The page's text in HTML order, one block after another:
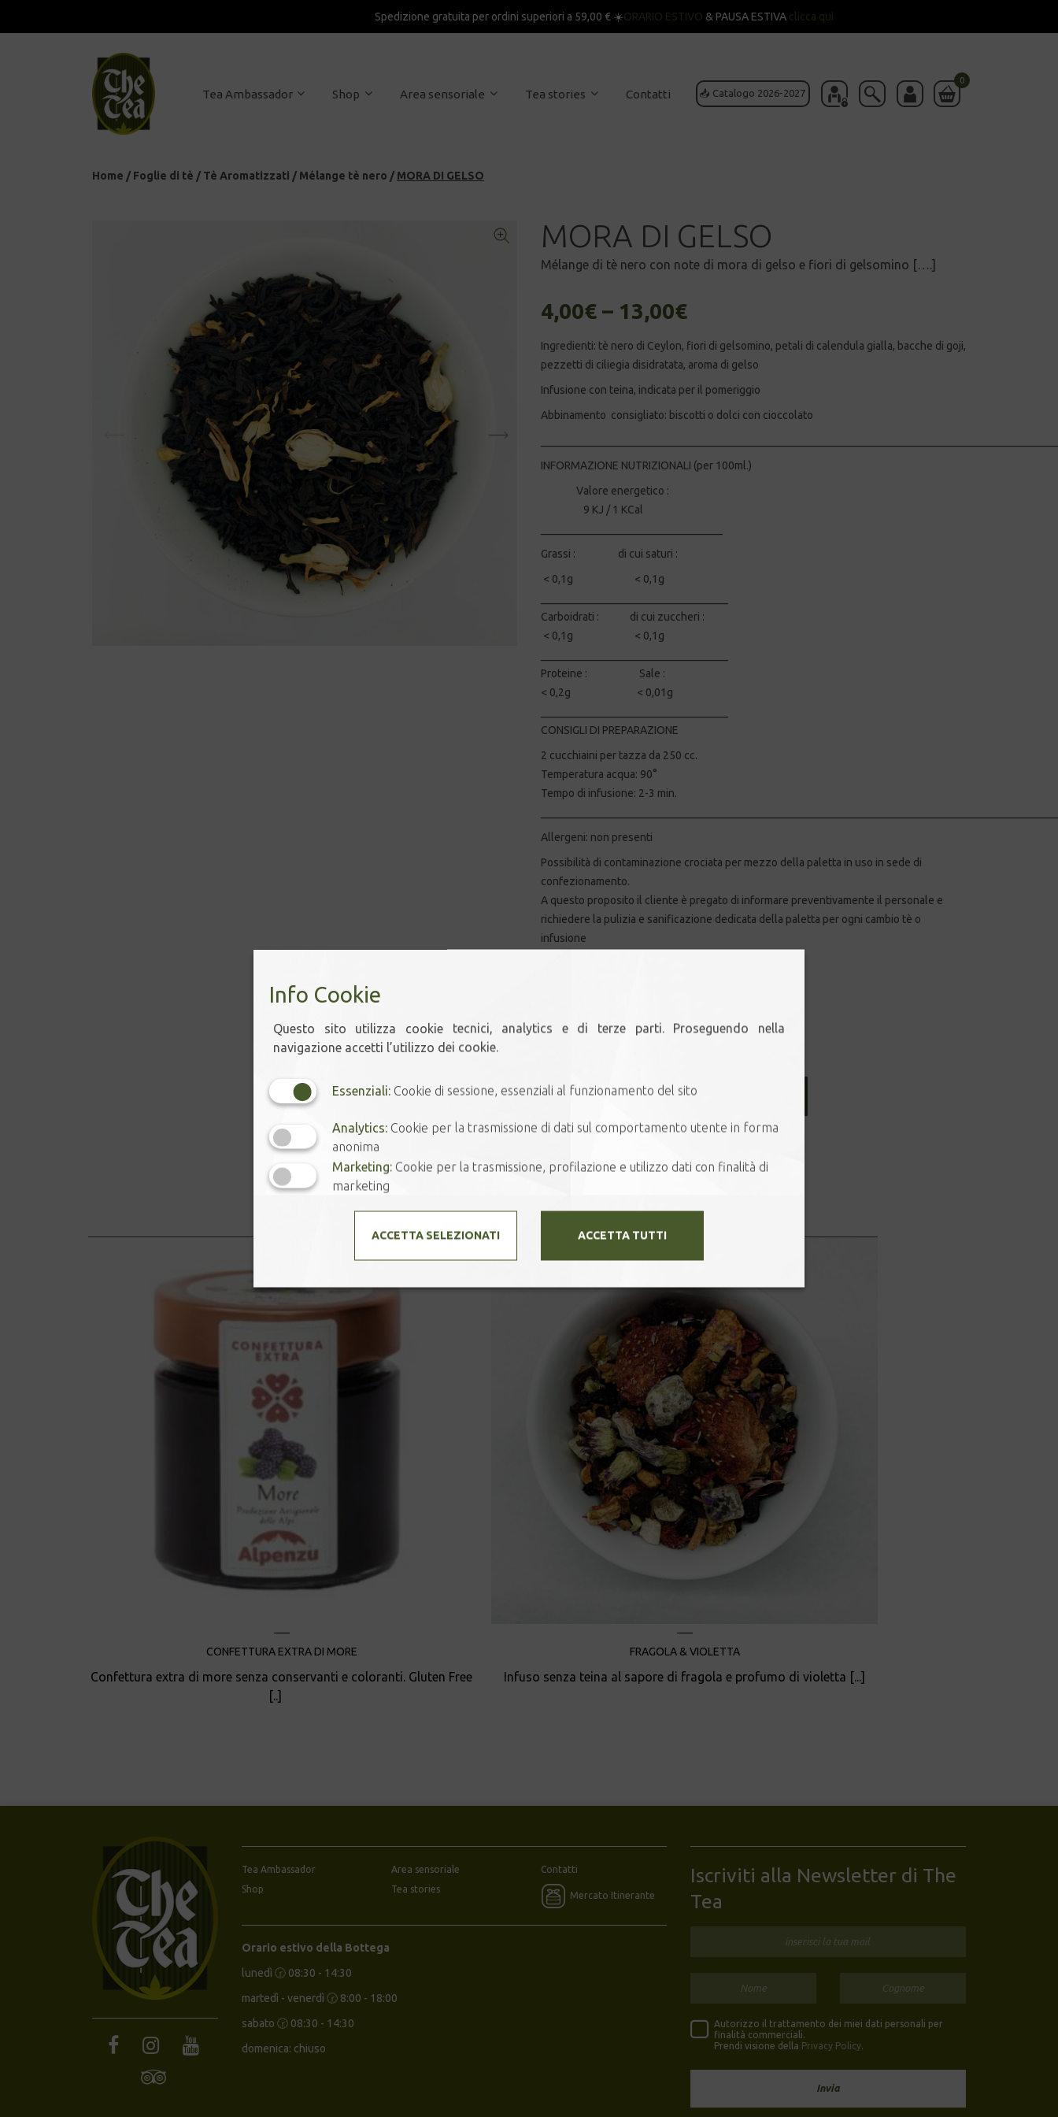
Spedizione gratuita per ordini superiori a 59,00 € ☀️ORARIO ESTIVO & PAUSA ESTIVA clicca qui
📥 Catalogo 2026-2027
0
Tea Ambassador Shop Area sensoriale Tea stories Contatti
Home / Foglie di tè / Tè Aromatizzati / Mélange tè nero / MORA DI GELSO
MORA DI GELSO
Mélange di tè nero con note di mora di gelso e fiori di gelsomino [….]
4,00€ – 13,00€
Ingredienti: tè nero di Ceylon, fiori di gelsomino, petali di calendula gialla, bacche di goji,
pezzetti di ciliegia disidratata, aroma di gelso
Infusione con teina, indicata per il pomeriggio
Abbinamento consigliato: biscotti o dolci con cioccolato
INFORMAZIONE NUTRIZIONALI (per 100ml.)
Valore energetico :
9 KJ / 1 KCal
Grassi : di cui saturi :
< 0,1g < 0,1g
Carboidrati : di cui zuccheri :
< 0,1g < 0,1g
Proteine : Sale :
< 0,2g < 0,01g
CONSIGLI DI PREPARAZIONE
2 cucchiaini per tazza da 250 cc.
Temperatura acqua: 90°
Tempo di infusione: 2-3 min.
Allergeni: non presenti
Possibilità di contaminazione crociata per mezzo della paletta in uso in sede di
confezionamento.
A questo proposito il cliente è pregato di informare preventivamente il personale e
richiedere la pulizia e sanificazione dedicata della paletta per ogni cambio tè o
infusione
MORA
GELSO
- +
CONFETTURA EXTRA DI MORE
Confettura extra di more senza conservanti e coloranti. Gluten Free
[..]
FRAGOLA & VIOLETTA
Infuso senza teina al sapore di fragola e profumo di violetta [...]
Tea Ambassador
Shop
Area sensoriale
Tea stories
Contatti
Mercato Itinerante
Orario estivo della Bottega
lunedì 🕝 08:30 - 14:30
martedì - venerdì 🕝 8:00 - 18:00
sabato 🕝 08:30 - 14:30
domenica: chiuso
Iscriviti alla Newsletter di The
Tea
Autorizzo il trattamento dei miei dati personali per
finalità commerciali.
Prendi visione della Privacy Policy
Info Cookie
Questo sito utilizza cookie tecnici, analytics e di terze parti. Proseguendo nella
navigazione accetti l’utilizzo dei cookie.
Essenziali: Cookie di sessione, essenziali al funzionamento del sito
Analytics: Cookie per la trasmissione di dati sul comportamento utente in forma
anonima
Marketing: Cookie per la trasmissione, profilazione e utilizzo dati con finalità di
marketing
ACCETTA TUTTI
ACCETTA SELEZIONATI